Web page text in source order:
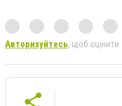
Авторизуйтесь, щоб оцінити